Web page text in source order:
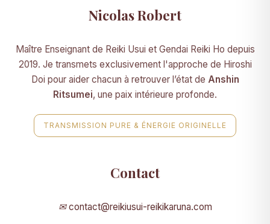
Nicolas Robert
Maître Enseignant de Reiki Usui et Gendai Reiki Ho depuis
2019. Je transmets exclusivement l'approche de Hiroshi
Doi pour aider chacun à retrouver l’état de Anshin
Ritsumei, une paix intérieure profonde.
TRANSMISSION PURE & ÉNERGIE ORIGINELLE
Contact
✉ contact@reikiusui-reikikaruna.com